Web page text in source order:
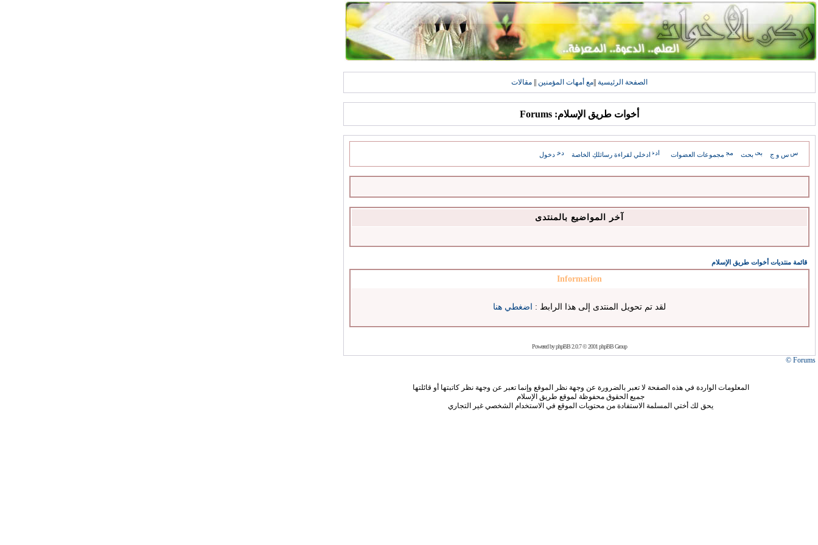
الصفحة الرئيسية مع أمهات المؤمنين مقالات
أخوات طريق الإسلام: Forums
س و ج بحث مجموعات العضوات ادخلي لقراءة رسائلكِ الخاصة دخول
آخر المواضيع بالمنتدى
قائمة منتديات أخوات طريق الإسلام
Information
لقد تم تحويل المنتدى إلى هذا الرابط : اضغطي هنا
Powered byphpBB2.0.7 © 2001 phpBB Group
Forums ©
المعلومات الواردة في هذه الصفحة لا تعبر بالضرورة عن وجهة نظر الموقع وإنما تعبر عن وجهة نظر كاتبتها أو قائلتها
جميع الحقوق محفوظة لموقع طريق الإسلام
يحق لك أختي المسلمة الاستفادة من محتويات الموقع في الاستخدام الشخصي غير التجاري